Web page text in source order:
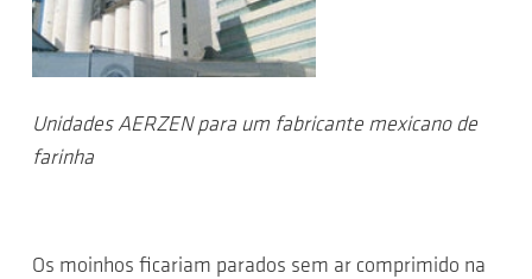
Unidades AERZEN para um fabricante mexicano de
farinha
Os moinhos ficariam parados sem ar comprimido na